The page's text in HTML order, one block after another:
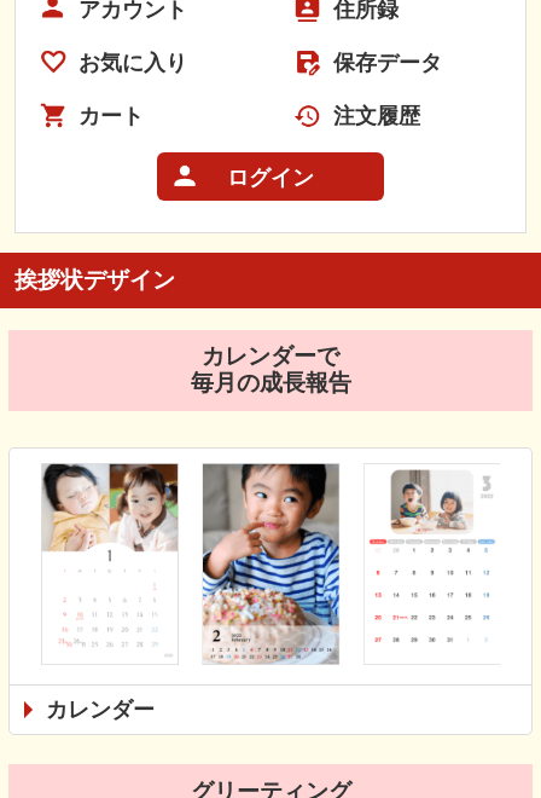
アカウント 住所録
お気に入り 保存データ
カート 注文履歴
ログイン
挨拶状デザイン
カレンダーで
毎月の成長報告
カレンダー
グリーティング